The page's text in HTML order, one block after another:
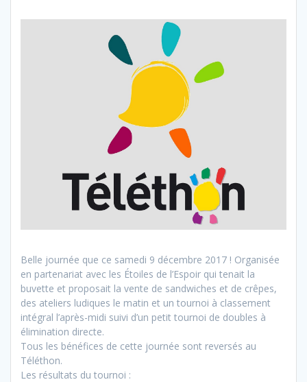
Belle journée que ce samedi 9 décembre 2017 ! Organisée
en partenariat avec les Étoiles de l’Espoir qui tenait la
buvette et proposait la vente de sandwiches et de crêpes,
des ateliers ludiques le matin et un tournoi à classement
intégral l’après-midi suivi d’un petit tournoi de doubles à
élimination directe.
Tous les bénéfices de cette journée sont reversés au
Téléthon.
Les résultats du tournoi :